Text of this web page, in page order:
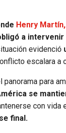
Henry
a
evidenció
escalara a
para
se
con vida
final.